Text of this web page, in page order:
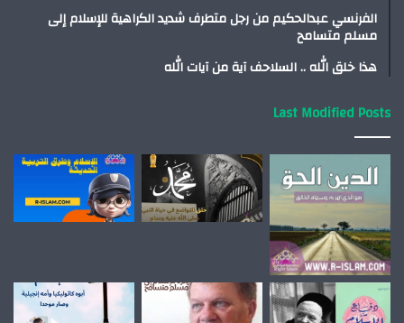
الفرنسي عبدالحكيم من رجل متطرف شديد الكراهية للإسلام إلى
مسلم متسامح
هذا خلق الله .. السلاحف آية من آيات الله
Last Modified Posts